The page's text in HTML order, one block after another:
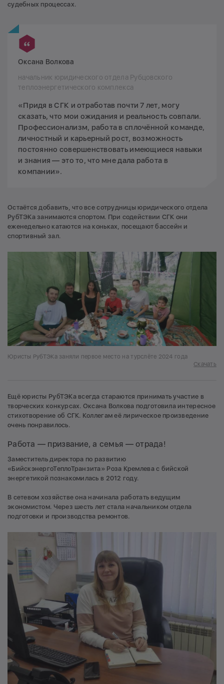
судебных процессах.
Оксана Волкова
начальник юридического отдела Рубцовского
теплоэнергетического комплекса
«Придя в СГК и отработав почти 7 лет, могу
сказать, что мои ожидания и реальность совпали.
Профессионализм, работа в сплочённой команде,
личностный и карьерный рост, возможность
постоянно совершенствовать имеющиеся навыки
и знания — это то, что мне дала работа в
компании».
Остаётся добавить, что все сотрудницы юридического отдела
РубТЭКа занимаются спортом. При содействии СГК они
еженедельно катаются на коньках, посещают бассейн и
спортивный зал.
Юристы РубТЭКа заняли первое место на турслёте 2024 года
Скачать
Ещё юристы РубТЭКа всегда стараются принимать участие в
творческих конкурсах. Оксана Волкова подготовила интересное
стихотворение об СГК. Коллегам её лирическое произведение
очень понравилось.
Работа — призвание, а семья — отрада!
Заместитель директора по развитию
«БийскэнергоТеплоТранзита» Роза Кремлева с бийской
энергетикой познакомилась в 2012 году.
В сетевом хозяйстве она начинала работать ведущим
экономистом. Через шесть лет стала начальником отдела
подготовки и производства ремонтов.